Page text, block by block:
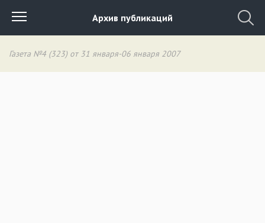
Архив публикаций
Газета №4 (323) от 31 января-06 января 2007